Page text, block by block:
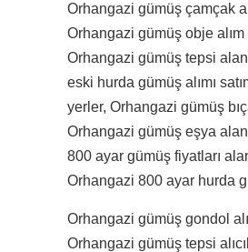
Orhangazi gümüş çamçak
Orhangazi gümüş obje alım
Orhangazi gümüş tepsi
eski hurda gümüş alımı
yerler, Orhangazi gümüş
Orhangazi gümüş eşya
800 ayar gümüş fiyatları
Orhangazi 800 ayar hurda
Orhangazi gümüş gondol
Orhangazi gümüş tepsi